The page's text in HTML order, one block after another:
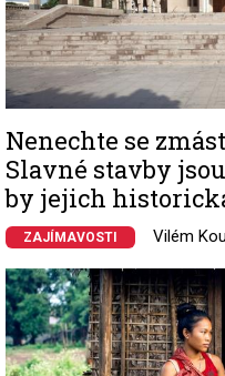
Nenechte se
Slavné stavby
by jejich
ZAJÍMAVOSTI Vilém
Image